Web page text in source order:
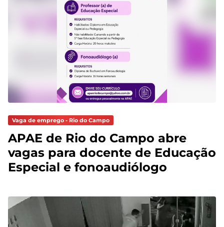
Vaga de emprego - Rio do Campo
APAE de Rio do Campo abre
vagas para docente de Educação
Especial e fonoaudiólogo